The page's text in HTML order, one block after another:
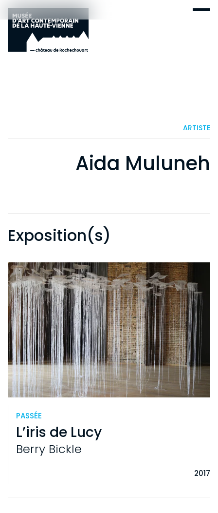
ARTISTE
Aida Muluneh
Exposition(s)
PASSÉE
L’iris de Lucy
Berry Bickle
2017